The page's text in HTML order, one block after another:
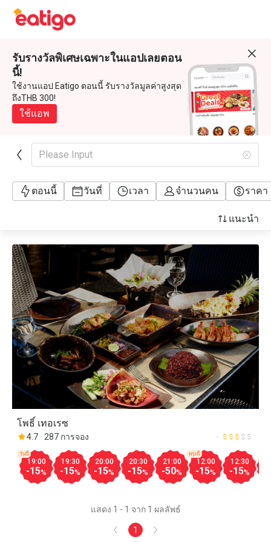
รับรางวัลพิเศษเฉพาะในแอปเลยตอน
นี้!
ใช้งานแอป Eatigo ตอนนี้ รับรางวัลมูลค่าสูงสุด
ถึงTHB 300!
ใช้แอพ
Please Input
ตอนนี้ วันที่ เวลา จำนวนคน ราคา
แนะนำ
โพธิ์ เทอเรซ
4.7 287 การจอง
19:00
-15%
วันนี้
19:30
-15%
20:00
-15%
20:30
-15%
21:00
-50%
12:00
-15%
พรุ่งนี้
12:30
-15%
แสดง 1 - 1 จาก 1 ผลลัพธ์
1